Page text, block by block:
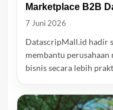
Marketplace B2B
7 Juni 2026
DatascripMall.id hadir
membantu perusahaan
bisnis secara lebih